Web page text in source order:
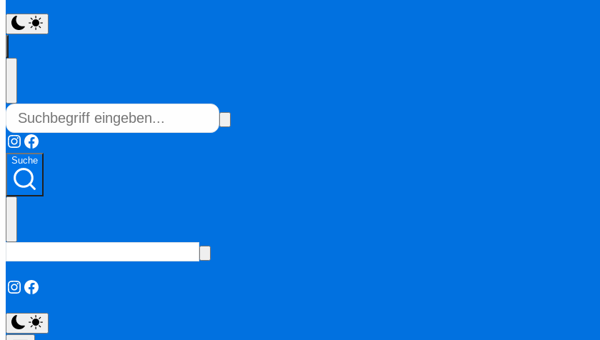
Instagram
Facebook
Suche
Instagram
Facebook